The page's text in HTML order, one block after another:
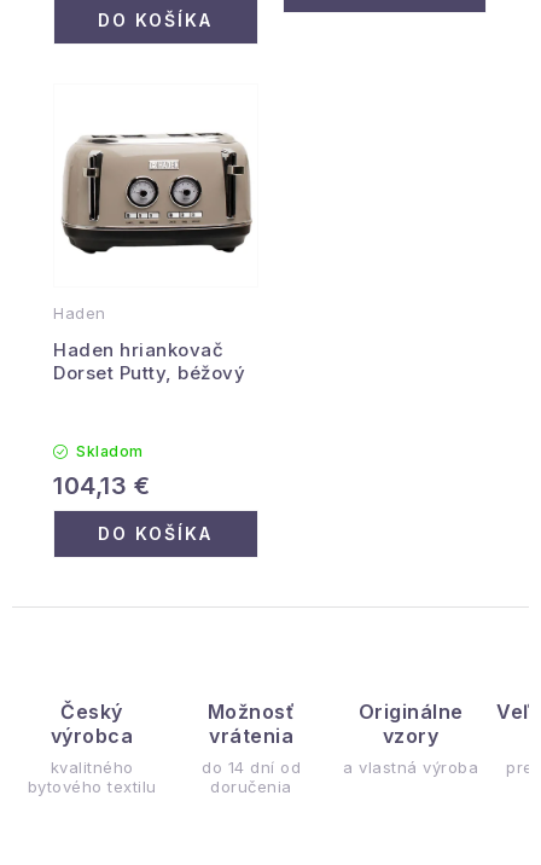
Český
výrobca
kvalitného
bytového textilu
Možnosť
vrátenia
do 14 dní od
doručenia
Originálne
vzory
a vlastná výroba pre
DO KOŠÍKA
Haden
Haden hriankovač
Dorset Putty, béžový
Skladom
104,13 €
DO KOŠÍKA